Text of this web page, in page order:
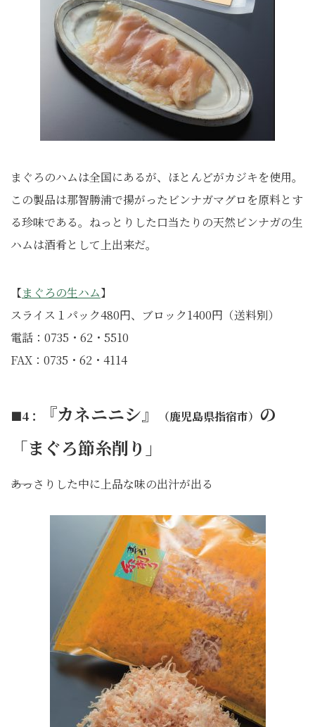
まぐろのハムは全国にあるが、ほとんどがカジキを使用。
この製品は那智勝浦で揚がったビンナガマグロを原料とす
る珍味である。ねっとりした口当たりの天然ビンナガの生
ハムは酒肴として上出来だ。
【まぐろの生ハム】
スライス１パック480円、ブロック1400円（送料別）
電話：0735・62・5510
FAX：0735・62・4114
■4： 『カネニニシ』 （鹿児島県指宿市） の
「まぐろ節糸削り」
――あっさりした中に上品な味の出汁が出る